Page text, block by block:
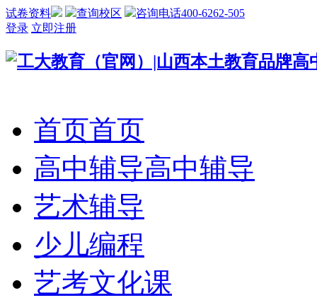
试卷资料 查询校区
咨询电话400-6262-505
登录 立即注册
首页首页
高中辅导高中辅导
艺术辅导
少儿编程
艺考文化课